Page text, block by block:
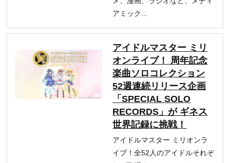
アミック...
アイドルマスター ミリ
オンライブ！ 周年記念
楽曲ソロコレクション
52週連続リリース企画
「SPECIAL SOLO
RECORDS」が ギネス
世界記録に挑戦！
アイドルマスター ミリオンラ
イブ！全52人のアイドルそれぞ